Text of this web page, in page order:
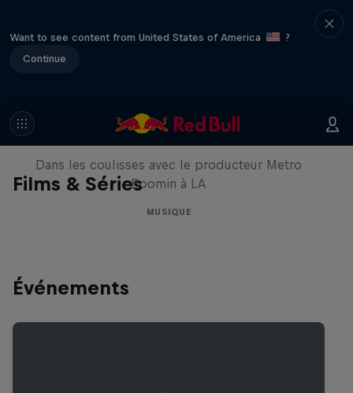
Want to see content from United States of America
?
Continue
Films & Séries
Le Making of Red Bull
Symphonic avec Metro Boomin
Dans les coulisses avec le producteur Metro
Boomin à LA
MUSIQUE
Événements